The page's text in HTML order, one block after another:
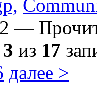
—
3 из 17
далее >